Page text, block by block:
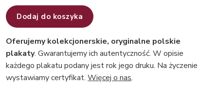
Dodaj do koszyka
Oferujemy kolekcjonerskie, oryginalne polskie
plakaty. Gwarantujemy ich autentyczność. W opisie
każdego plakatu podany jest rok jego druku. Na życzenie
wystawiamy certyfikat. Więcej o nas.